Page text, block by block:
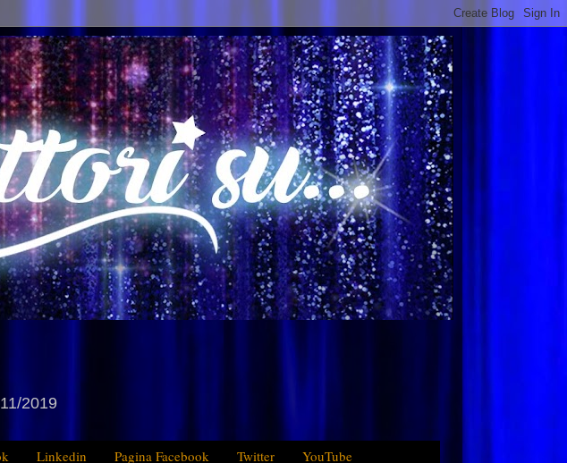
2019
Linkedin Pagina Facebook Twitter YouTube